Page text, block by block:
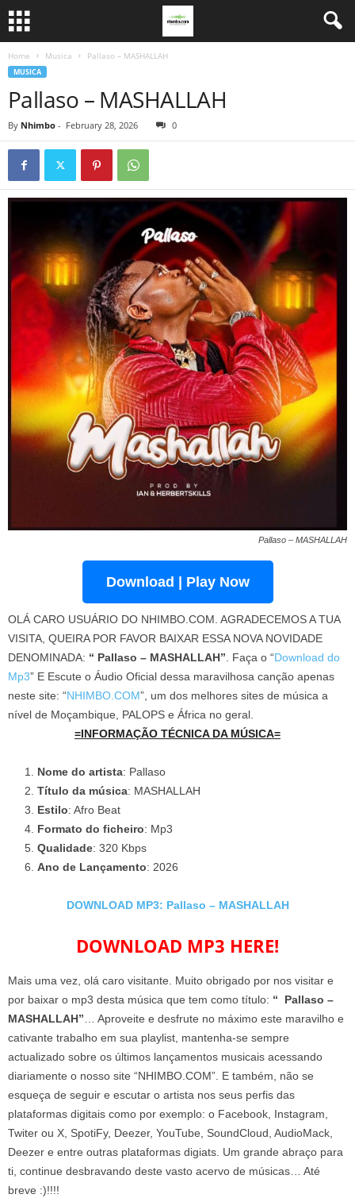
Home Musica Pallaso – MASHALLAH
MUSICA
Pallaso – MASHALLAH
By Nhimbo - February 28, 2026 0
Pallaso – MASHALLAH
Download | Play Now
OLÁ CARO USUÁRIO DO NHIMBO.COM. AGRADECEMOS A TUA
VISITA, QUEIRA POR FAVOR BAIXAR ESSA NOVA NOVIDADE
DENOMINADA: “ Pallaso – MASHALLAH”. Faça o “Download do
Mp3” E Escute o Áudio Oficial dessa maravilhosa canção apenas
neste site: “NHIMBO.COM”, um dos melhores sites de música a
nível de Moçambique, PALOPS e África no geral.
=INFORMAÇÃO TÉCNICA DA MÚSICA=
Nome do artista: Pallaso
Título da música: MASHALLAH
Estilo: Afro Beat
Formato do ficheiro: Mp3
Qualidade: 320 Kbps
Ano de Lançamento: 2026
DOWNLOAD MP3: Pallaso – MASHALLAH
DOWNLOAD MP3 HERE!
Mais uma vez, olá caro visitante. Muito obrigado por nos visitar e
por baixar o mp3 desta música que tem como título: “ Pallaso –
MASHALLAH”… Aproveite e desfrute no máximo este maravilho e
cativante trabalho em sua playlist, mantenha-se sempre
actualizado sobre os últimos lançamentos musicais acessando
diariamente o nosso site “NHIMBO.COM”. E também, não se
esqueça de seguir e escutar o artista nos seus perfis das
plataformas digitais como por exemplo: o Facebook, Instagram,
Twiter ou X, SpotiFy, Deezer, YouTube, SoundCloud, AudioMack,
Deezer e entre outras plataformas digiats. Um grande abraço para
ti, continue desbravando deste vasto acervo de músicas… Até
breve :)!!!!